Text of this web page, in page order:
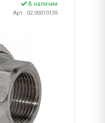
В наличии
Арт.: 02.00010135